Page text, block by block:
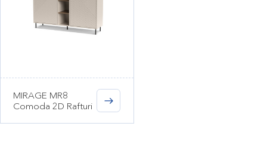
MIRAGE MR8
Comoda 2D Rafturi